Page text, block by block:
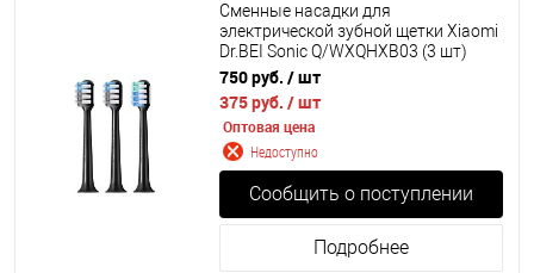
Сменные насадки для
электрической зубной щетки Xiaomi
Dr.BEI Sonic Q/WXQHXB03 (3 шт)
750 руб. / шт
375 руб. / шт
Оптовая цена
Недоступно
Сообщить о поступлении
Подробнее